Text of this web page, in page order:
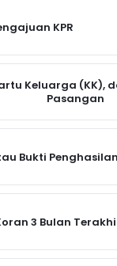
KPR
Keluarga (KK),
Pasangan
Bukti Penghasilan
3 Bulan